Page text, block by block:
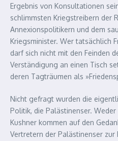
Ergebnis von Konsultationen
schlimmsten Kriegstreibern der
Annexionspolitikern und dem
Kriegsminister. Wer tatsächlich
darf sich nicht mit den Feinden
Verständigung an einen Tisch
deren Tagträumen als
Nicht gefragt wurden die
Politik, die Palästinenser.
Kushner kommen auf den
Vertretern der Palästinenser